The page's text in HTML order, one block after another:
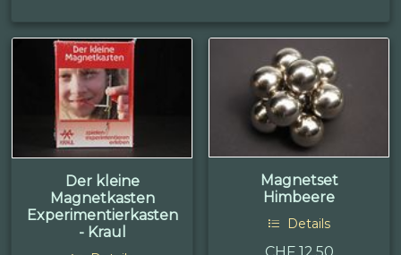
Der kleine
Magnetkasten
Experimentierkasten
- Kraul
Magnetset
Himbeere
Details